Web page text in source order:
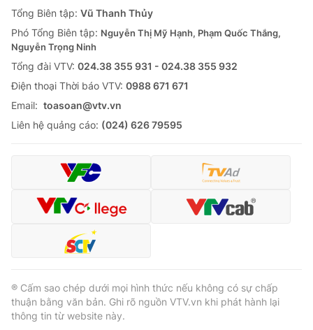
Tổng Biên tập: Vũ Thanh Thủy
Phó Tổng Biên tập: Nguyễn Thị Mỹ Hạnh, Phạm Quốc Thắng,
Nguyễn Trọng Ninh
Tổng đài VTV: 024.38 355 931 - 024.38 355 932
Ðiện thoại Thời báo VTV: 0988 671 671
Email: toasoan@vtv.vn
Liên hệ quảng cáo: (024) 626 79595
® Cấm sao chép dưới mọi hình thức nếu không có sự chấp
thuận bằng văn bản. Ghi rõ nguồn VTV.vn khi phát hành lại
thông tin từ website này.